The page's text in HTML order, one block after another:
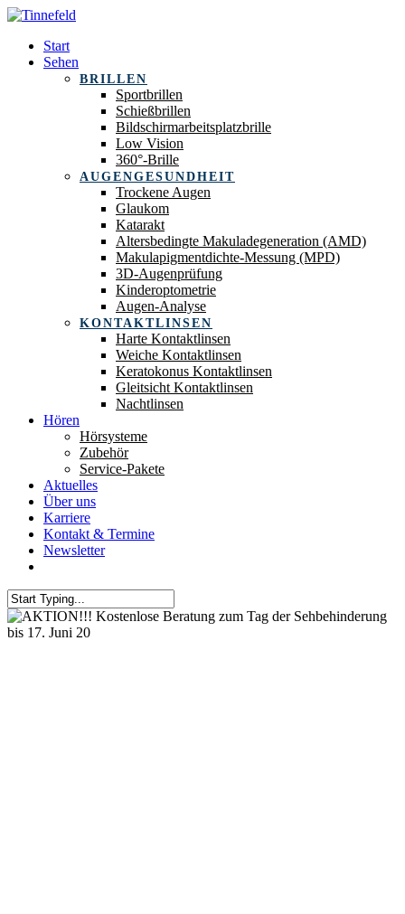
Start
Sehen
BRILLEN
Sportbrillen
Schießbrillen
Bildschirmarbeitsplatzbrille
Low Vision
360°-Brille
AUGENGESUNDHEIT
Trockene Augen
Glaukom
Katarakt
Altersbedingte Makuladegeneration (AMD)
Makulapigmentdichte-Messung (MPD)
3D-Augenprüfung
Kinderoptometrie
Augen-Analyse
KONTAKTLINSEN
Harte Kontaktlinsen
Weiche Kontaktlinsen
Keratokonus Kontaktlinsen
Gleitsicht Kontaktlinsen
Nachtlinsen
Hören
Hörsysteme
Zubehör
Service-Pakete
Aktuelles
Über uns
Karriere
Kontakt & Termine
Newsletter